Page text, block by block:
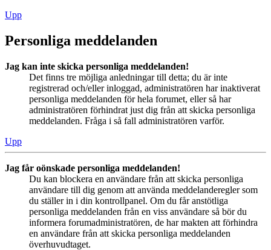
Upp
Personliga meddelanden
Jag kan inte skicka personliga meddelanden!
Det finns tre möjliga anledningar till detta; du är inte
registrerad och/eller inloggad, administratören har inaktiverat
personliga meddelanden för hela forumet, eller så har
administratören förhindrat just dig från att skicka personliga
meddelanden. Fråga i så fall administratören varför.
Upp
Jag får oönskade personliga meddelanden!
Du kan blockera en användare från att skicka personliga
användare till dig genom att använda meddelanderegler som
du ställer in i din kontrollpanel. Om du får anstötliga
personliga meddelanden från en viss användare så bör du
informera forumadministratören, de har makten att förhindra
en användare från att skicka personliga meddelanden
överhuvudtaget.